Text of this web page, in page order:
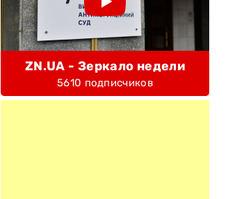
ZN.UA - Зеркало недели
5610 подписчиков